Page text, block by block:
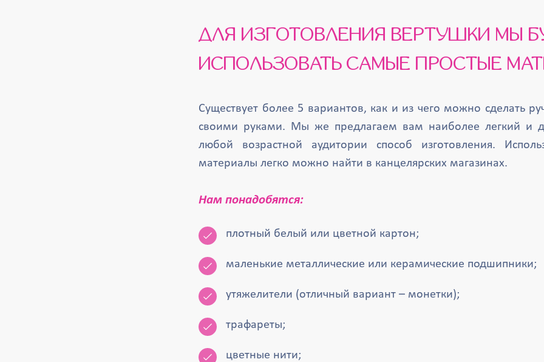
ДЛЯ ИЗГОТОВЛЕНИЯ ВЕРТУШКИ МЫ БУДЕМ
ИСПОЛЬЗОВАТЬ САМЫЕ ПРОСТЫЕ
Существует более 5 вариантов, как и из чего можно сделать
своими руками. Мы же предлагаем вам наиболее легкий и
любой возрастной аудитории способ изготовления.
материалы легко можно найти в канцелярских магазинах.
Нам понадобятся:
плотный белый или цветной картон;
маленькие металлические или керамические подшипники;
утяжелители (отличный вариант – монетки);
трафареты;
цветные нити;